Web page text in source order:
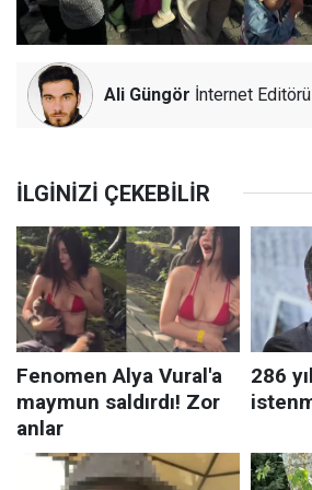
Ali Güngör İnternet Editörü